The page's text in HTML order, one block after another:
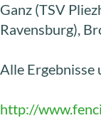
Ganz (TSV
Ravensburg),
Alle Ergebnisse
http://